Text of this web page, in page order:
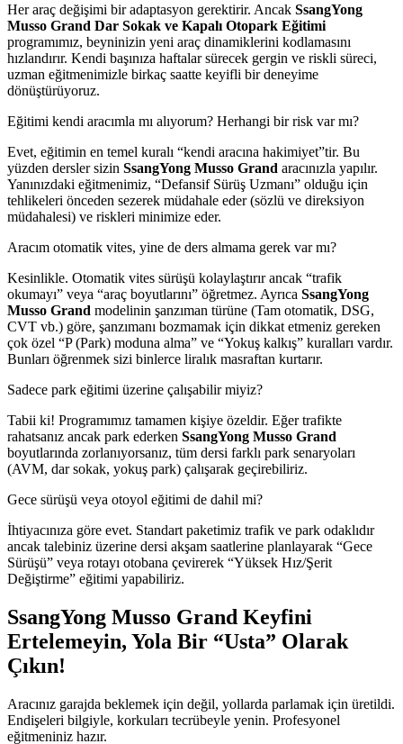
Her araç değişimi bir adaptasyon gerektirir. Ancak SsangYong
Musso Grand Dar Sokak ve Kapalı Otopark Eğitimi
programımız, beyninizin yeni araç dinamiklerini kodlamasını
hızlandırır. Kendi başınıza haftalar sürecek gergin ve riskli süreci,
uzman eğitmenimizle birkaç saatte keyifli bir deneyime
dönüştürüyoruz.
Eğitimi kendi aracımla mı alıyorum? Herhangi bir risk var mı?
Evet, eğitimin en temel kuralı “kendi aracına hakimiyet”tir. Bu
yüzden dersler sizin SsangYong Musso Grand aracınızla yapılır.
Yanınızdaki eğitmenimiz, “Defansif Sürüş Uzmanı” olduğu için
tehlikeleri önceden sezerek müdahale eder (sözlü ve direksiyon
müdahalesi) ve riskleri minimize eder.
Aracım otomatik vites, yine de ders almama gerek var mı?
Kesinlikle. Otomatik vites sürüşü kolaylaştırır ancak “trafik
okumayı” veya “araç boyutlarını” öğretmez. Ayrıca SsangYong
Musso Grand modelinin şanzıman türüne (Tam otomatik, DSG,
CVT vb.) göre, şanzımanı bozmamak için dikkat etmeniz gereken
çok özel “P (Park) moduna alma” ve “Yokuş kalkış” kuralları vardır.
Bunları öğrenmek sizi binlerce liralık masraftan kurtarır.
Sadece park eğitimi üzerine çalışabilir miyiz?
Tabii ki! Programımız tamamen kişiye özeldir. Eğer trafikte
rahatsanız ancak park ederken SsangYong Musso Grand
boyutlarında zorlanıyorsanız, tüm dersi farklı park senaryoları
(AVM, dar sokak, yokuş park) çalışarak geçirebiliriz.
Gece sürüşü veya otoyol eğitimi de dahil mi?
İhtiyacınıza göre evet. Standart paketimiz trafik ve park odaklıdır
ancak talebiniz üzerine dersi akşam saatlerine planlayarak “Gece
Sürüşü” veya rotayı otobana çevirerek “Yüksek Hız/Şerit
Değiştirme” eğitimi yapabiliriz.
SsangYong Musso Grand Keyfini
Ertelemeyin, Yola Bir “Usta” Olarak
Çıkın!
Aracınız garajda beklemek için değil, yollarda parlamak için üretildi.
Endişeleri bilgiyle, korkuları tecrübeyle yenin. Profesyonel
eğitmeniniz hazır.